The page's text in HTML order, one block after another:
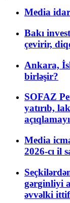
Media
Bakı
çevirir,
Ankara,
birləşir?
SOFAZ
yatırıb,
Media
2026-cı il
gərginliyi
əvvəlki